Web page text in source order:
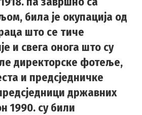
била је окупација од
што се тиче
и свега онога што су
директорске фотеље,
и предсједничке
државних
1990. су били